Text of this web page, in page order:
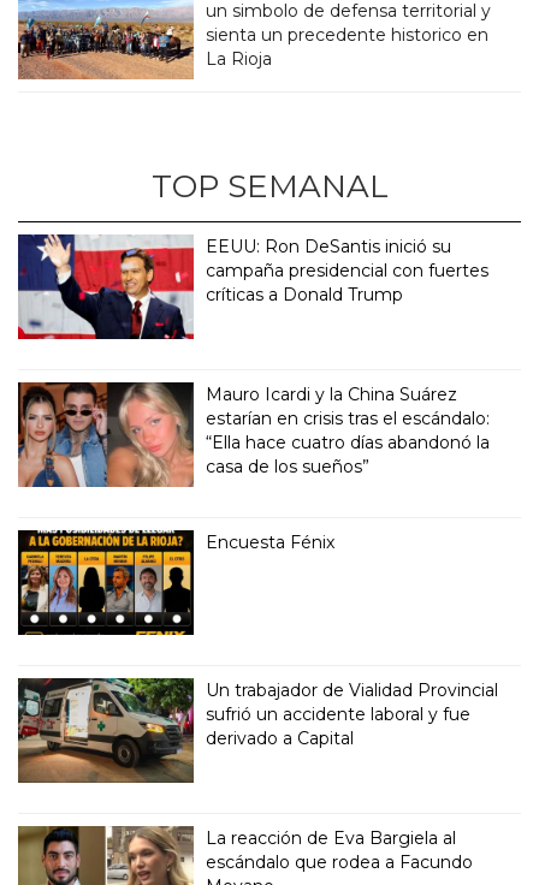
un simbolo de defensa territorial y
sienta un precedente historico en
La Rioja
TOP SEMANAL
EEUU: Ron DeSantis inició su
campaña presidencial con fuertes
críticas a Donald Trump
Mauro Icardi y la China Suárez
estarían en crisis tras el escándalo:
“Ella hace cuatro días abandonó la
casa de los sueños”
Encuesta Fénix
Un trabajador de Vialidad Provincial
sufrió un accidente laboral y fue
derivado a Capital
La reacción de Eva Bargiela al
escándalo que rodea a Facundo